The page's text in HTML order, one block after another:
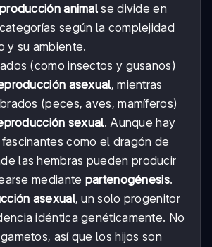
animal se divide en
según la complejidad
y su ambiente.
(como insectos y gusanos)
asexual, mientras
(peces, aves, mamíferos)
sexual. Aunque hay
como el dragón de
las hembras pueden producir
mediante partenogénesis.
asexual, un solo progenitor
idéntica genéticamente. No
así que los hijos son